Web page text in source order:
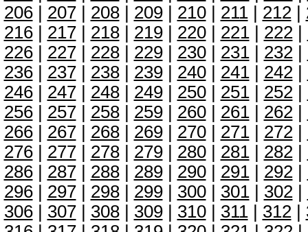
206| 207| 208| 209| 210| 211| 212|
216| 217| 218| 219| 220| 221| 222|
226| 227| 228| 229| 230| 231| 232|
236| 237| 238| 239| 240| 241| 242|
246| 247| 248| 249| 250| 251| 252|
256| 257| 258| 259| 260| 261| 262|
266| 267| 268| 269| 270| 271| 272|
276| 277| 278| 279| 280| 281| 282|
286| 287| 288| 289| 290| 291| 292|
296| 297| 298| 299| 300| 301| 302|
306| 307| 308| 309| 310| 311| 312|